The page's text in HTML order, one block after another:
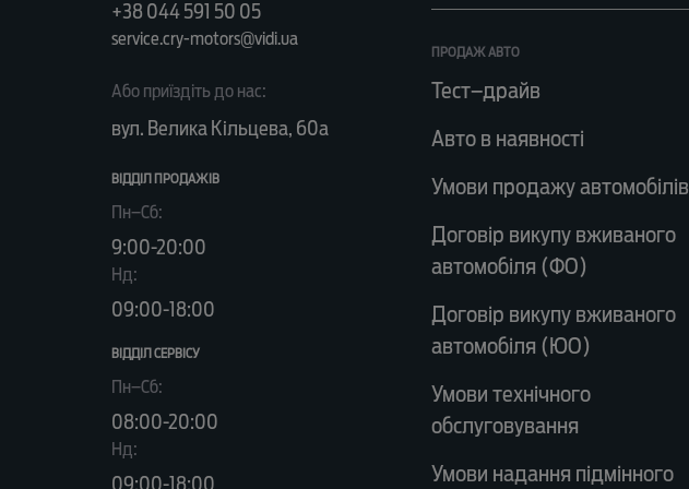
+38 044 591 50 05
service.cry-motors@vidi.ua
Або приїздіть до нас:
вул. Велика Кільцева, 60а
ВІДДІЛ ПРОДАЖІВ
Пн–Сб:
9:00-20:00
Нд:
09:00-18:00
ВІДДІЛ CЕРВІСУ
Пн–Сб:
08:00-20:00
Нд:
09:00-18:00
ПРОДАЖ АВТО
Тест–драйв
Авто в наявності
Умови продажу автомобілів
Договір викупу вживаного
автомобіля (ФО)
Договір викупу вживаного
автомобіля (ЮО)
Умови технічного
обслуговування
Умови надання підмінного